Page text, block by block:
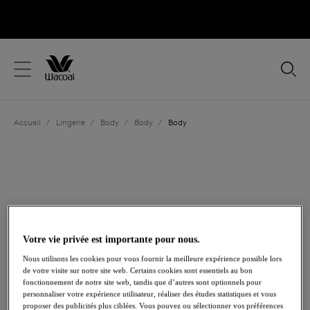
Fermer
Votre pays
Langue
Accueil / Lingerie / Body / Body / Body
Maintien Léger
Partager
Votre vie privée est importante pour nous.
Nous utilisons les cookies pour vous fournir la meilleure expérience possible lors
de votre visite sur notre site web. Certains cookies sont essentiels au bon
fonctionnement de notre site web, tandis que d’autres sont optionnels pour
personnaliser votre expérience utilisateur, réaliser des études statistiques et vous
proposer des publicités plus ciblées. Vous pouvez ou sélectionner vos préférences